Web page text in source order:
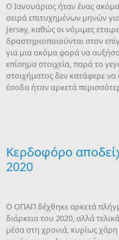
Ο Ιανουάριος ήταν ένας
σειρά επιτυχημένων μηνών
Jersey, καθώς οι νόμιμες
δραστηριοποιούνται στον
για μια ακόμα φορά να
επίσημα στοιχεία, παρά το
στοιχήματος δεν κατάφερε να
έσοδα ήταν αρκετά
Κερδοφόρο
2020
Ο ΟΠΑΠ δέχθηκε αρκετά
διάρκεια του 2020, αλλά
μέσα στη χρονιά, κυρίως χάρη